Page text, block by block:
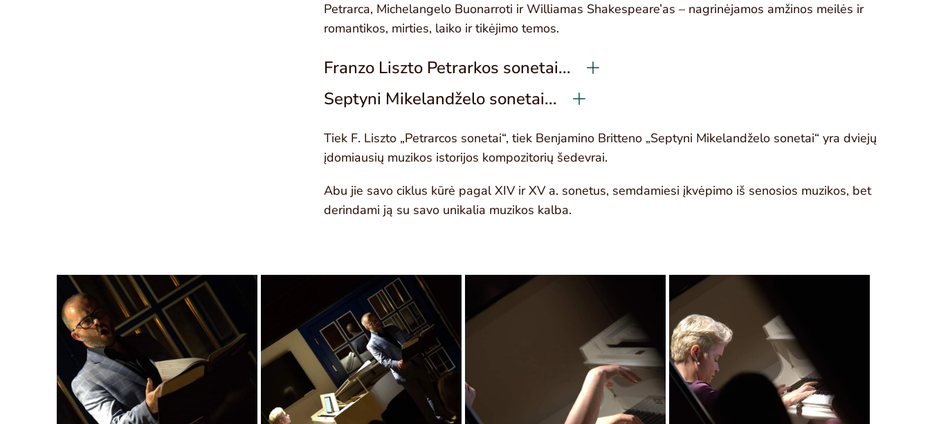
Petrarca, Michelangelo Buonarroti ir Williamas Shakespeare’as – nagrinėjamos amžinos meilės ir
romantikos, mirties, laiko ir tikėjimo temos.
Franzo Liszto Petrarkos sonetai...
Septyni Mikelandželo sonetai...
Tiek F. Liszto „Petrarcos sonetai“, tiek Benjamino Britteno „Septyni Mikelandželo sonetai“ yra dviejų
įdomiausių muzikos istorijos kompozitorių šedevrai.
Abu jie savo ciklus kūrė pagal XIV ir XV a. sonetus, semdamiesi įkvėpimo iš senosios muzikos, bet
derindami ją su savo unikalia muzikos kalba.